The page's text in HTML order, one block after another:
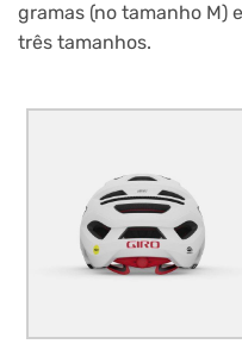
gramas (no tamanho M)
três tamanhos.